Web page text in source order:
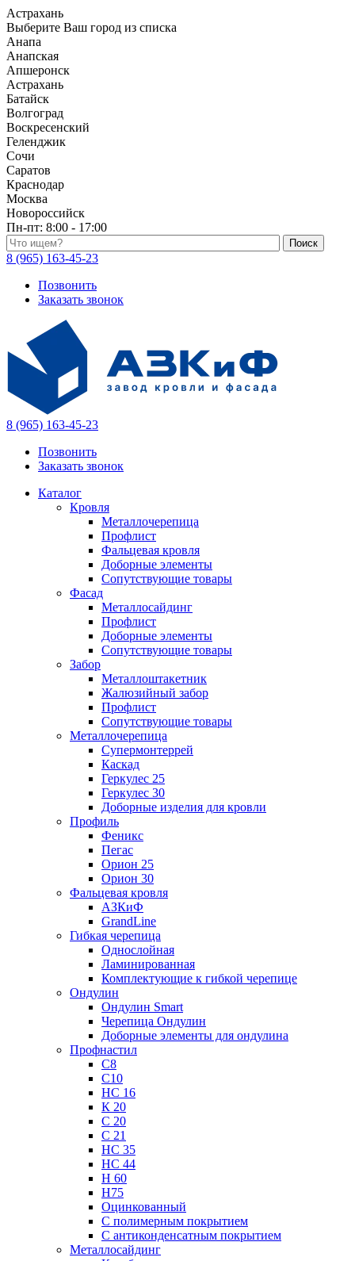
Астрахань
Выберите Ваш город из списка
Анапа
Анапская
Апшеронск
Астрахань
Батайск
Волгоград
Воскресенский
Геленджик
Сочи
Саратов
Краснодар
Москва
Новороссийск
Пн-пт: 8:00 - 17:00
Поиск по каталогу
8 (965) 163-45-23
Позвонить
Заказать звонок
8 (965) 163-45-23
Позвонить
Заказать звонок
Каталог
Кровля
Металлочерепица
Профлист
Фальцевая кровля
Доборные элементы
Сопутствующие товары
Фасад
Металлосайдинг
Профлист
Доборные элементы
Сопутствующие товары
Забор
Металлоштакетник
Жалюзийный забор
Профлист
Сопутствующие товары
Металлочерепица
Супермонтеррей
Каскад
Геркулес 25
Геркулес 30
Доборные изделия для кровли
Профиль
Феникс
Пегас
Орион 25
Орион 30
Фальцевая кровля
АЗКиФ
GrandLine
Гибкая черепица
Однослойная
Ламинированная
Комплектующие к гибкой черепице
Ондулин
Ондулин Smart
Черепица Ондулин
Доборные элементы для ондулина
Профнастил
С8
С10
НС 16
К 20
С 20
С 21
НС 35
НС 44
Н 60
Н75
Оцинкованный
С полимерным покрытием
С антиконденсатным покрытием
Металлосайдинг